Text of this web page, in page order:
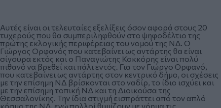
Αυτές είναι οι τελευταίες εξελίξεις όσον αφορά στους 20
τυχερούς που θα συμπεριληφθούν στο ψηφοδέλτιο της
πρώτης εκλογικής περιφέρειας του νομού της ΝΔ. Ο
Γιώργος Ορφανός που κατεβαίνει ως αντάρτης θα είναι
σίγουρα εκτός και ο Παναγιώτης Κοκκόρης είναι πολύ
πιθανό να βρεθεί και πάλι εντός. Για τον Γιώργο Ορφανό,
που κατεβαίνει ως αντάρτης στον κεντρικό δήμο, οι σχέσεις
με την επίσημη ΝΔ βρίσκονται στο ναδίρ, το ίδιο ισχύει και
με την επίσημη τοπική ΝΔ και τη Διοικούσα της
Θεσσαλονίκης. Την ίδια στιγμή εισπράττει από τον απλό
κόσμο της ΝΔ, ενώ πολλοί θυμίζουν με νόημα τις